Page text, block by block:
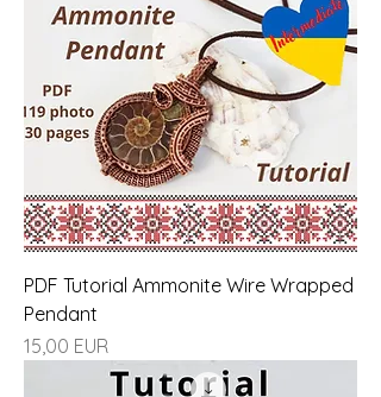
PDF Tutorial Ammonite Wire Wrapped
Pendant
Ціна
15,00 EUR